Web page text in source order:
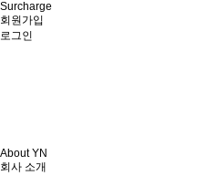
Surcharge
회원가입
로그인
About YN
회사 소개